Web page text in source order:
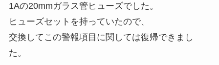
1Aの20mmガラス管ヒューズでした。
ヒューズセットを持っていたので、
交換してこの警報項目に関しては復帰できまし
た。